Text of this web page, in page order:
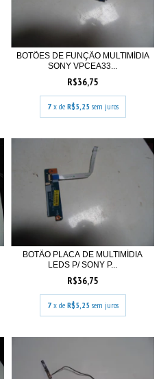
BOTÕES DE FUNÇÃO MULTIMÍDIA
SONY VPCEA33...
R$36,75
7 x de R$5,25 sem juros
BOTÃO PLACA DE MULTIMÍDIA
LEDS P/ SONY P...
R$36,75
7 x de R$5,25 sem juros